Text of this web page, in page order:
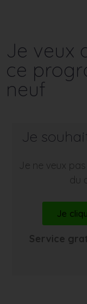
Je veux
ce
neuf
Je
Je ne veux
du
Je
Service